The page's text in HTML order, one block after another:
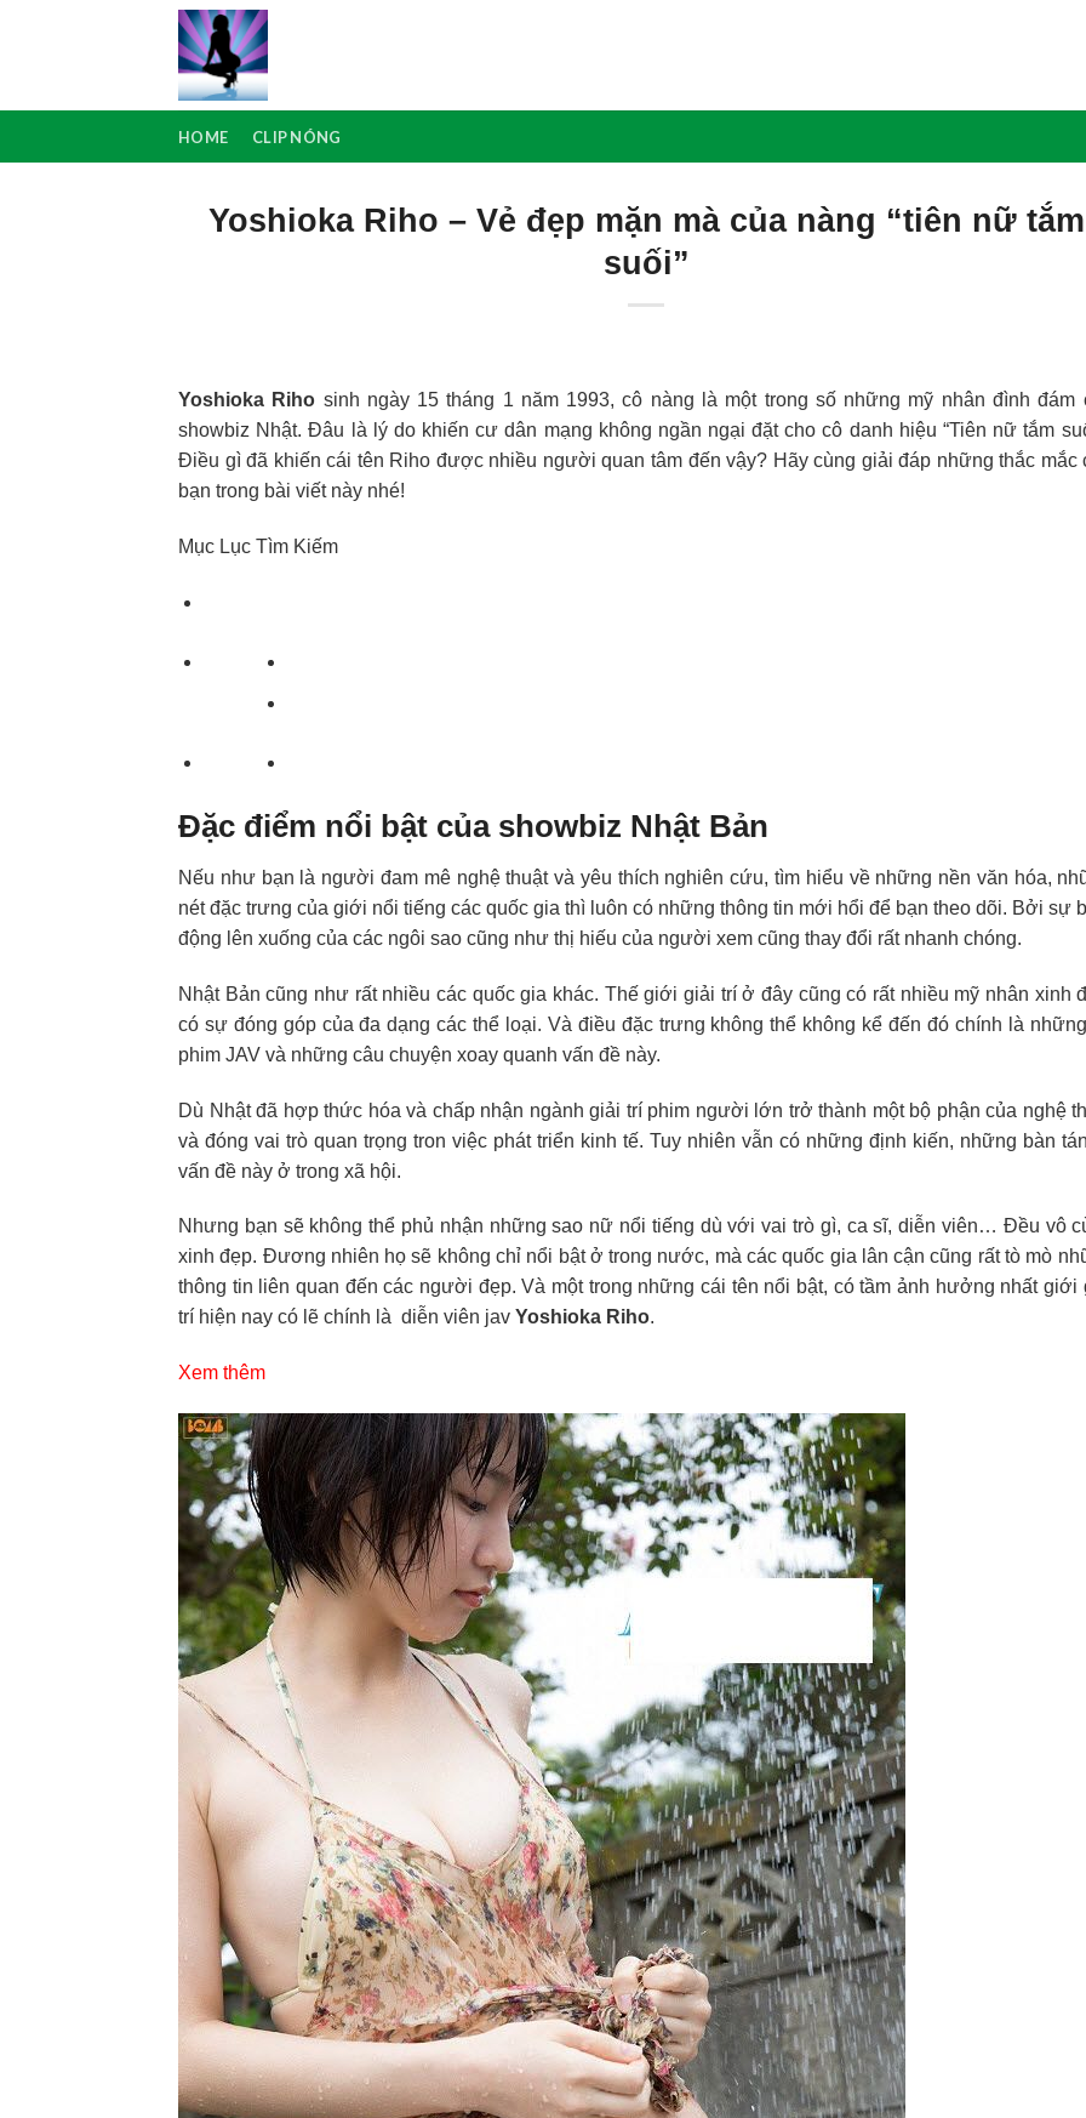
HOME CLIP NÓNG
Yoshioka Riho – Vẻ đẹp mặn mà của nàng “tiên nữ tắm
suối”
Yoshioka Riho sinh ngày 15 tháng 1 năm 1993, cô nàng là một trong số những mỹ nhân đình đám
showbiz Nhật. Đâu là lý do khiến cư dân mạng không ngần ngại đặt cho cô danh hiệu “Tiên nữ tắm
Điều gì đã khiến cái tên Riho được nhiều người quan tâm đến vậy? Hãy cùng giải đáp những thắc mắc
bạn trong bài viết này nhé!
Mục Lục Tìm Kiếm
Đặc điểm nổi bật của showbiz Nhật Bản
Nếu như bạn là người đam mê nghệ thuật và yêu thích nghiên cứu, tìm hiểu về những nền văn hóa,
nét đặc trưng của giới nổi tiếng các quốc gia thì luôn có những thông tin mới hổi để bạn theo dõi. Bởi sự
động lên xuống của các ngôi sao cũng như thị hiếu của người xem cũng thay đổi rất nhanh chóng.
Nhật Bản cũng như rất nhiều các quốc gia khác. Thế giới giải trí ở đây cũng có rất nhiều mỹ nhân xinh
có sự đóng góp của đa dạng các thể loại. Và điều đặc trưng không thể không kể đến đó chính là
phim JAV và những câu chuyện xoay quanh vấn đề này.
Dù Nhật đã hợp thức hóa và chấp nhận ngành giải trí phim người lớn trở thành một bộ phận của nghệ
và đóng vai trò quan trọng tron việc phát triển kinh tế. Tuy nhiên vẫn có những định kiến, những bàn
vấn đề này ở trong xã hội.
Nhưng bạn sẽ không thể phủ nhận những sao nữ nổi tiếng dù với vai trò gì, ca sĩ, diễn viên… Đều vô
xinh đẹp. Đương nhiên họ sẽ không chỉ nổi bật ở trong nước, mà các quốc gia lân cận cũng rất tò mò
thông tin liên quan đến các người đẹp. Và một trong những cái tên nổi bật, có tầm ảnh hưởng nhất giới
trí hiện nay có lẽ chính là diễn viên jav Yoshioka Riho.
Xem thêm